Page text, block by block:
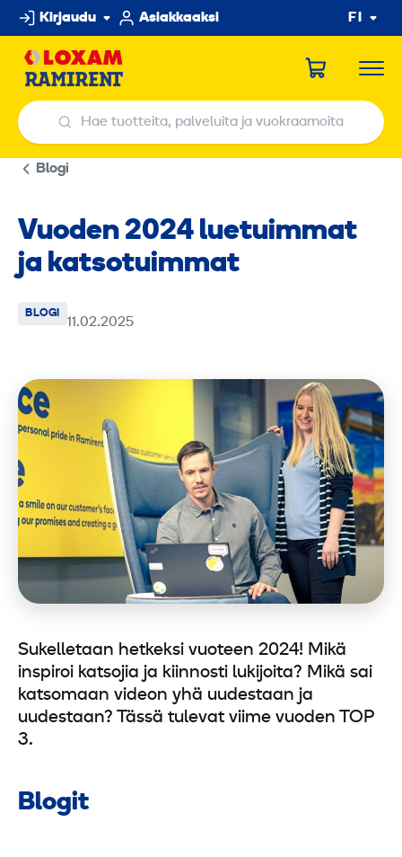
Hyppää
sisältöön
Kirjaudu Asiakkaaksi FI
Hae tuotteita, palveluita ja vuokraamoita
Hae tuotteita, palveluita ja vuokraamoita
Blogi
Vuoden 2024 luetuimmat
ja katsotuimmat
BLOGI
11.02.2025
Sukelletaan hetkeksi vuoteen 2024! Mikä
inspiroi katsojia ja kiinnosti lukijoita? Mikä sai
katsomaan videon yhä uudestaan ja
uudestaan? Tässä tulevat viime vuoden TOP
3.
Blogit